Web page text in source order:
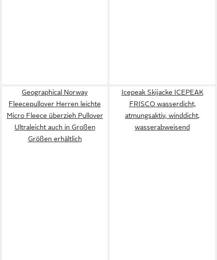
Geographical Norway
Fleecepullover Herren leichte
Micro Fleece überzieh Pullover
Ultraleicht auch in Großen
Größen erhältlich
Icepeak Skijacke ICEPEAK
FRISCO wasserdicht,
atmungsaktiv, winddicht,
wasserabweisend